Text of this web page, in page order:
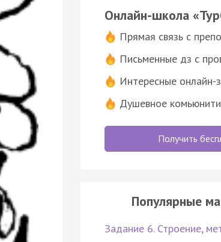
Онлайн-школа
Прямая связь с
Письменные дз с
Интересные онлайн-
Душевное комьюнити
Получить
Популярные
Задание 6. Строение,